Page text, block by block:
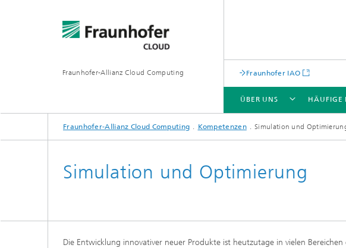
Fraunhofer-Allianz Cloud Computing Fraunhofer IAO
ÜBER UNS
ÜBER UNS
HÄUFIGE
HÄUFIGE FRAGEN
KOMPETENZEN
PROJEKTE
Fraunhofer-Allianz Cloud Computing Kompetenzen Simulation und
Simulation und Optimierung
Die Entwicklung innovativer neuer Produkte ist heutzutage in vielen